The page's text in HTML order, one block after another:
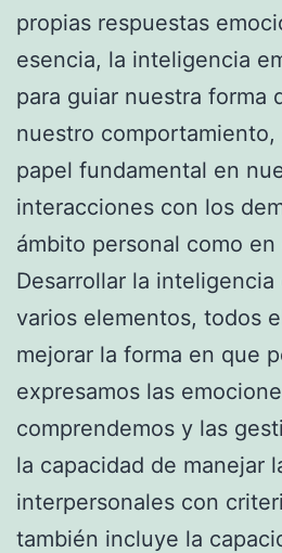
propias respuestas
esencia, la inteligencia
para guiar nuestra forma
nuestro
papel fundamental en
interacciones con los
ámbito personal como
Desarrollar la
varios elementos, todos
mejorar la forma en que
expresamos las
comprendemos y las
la capacidad de manejar
interpersonales con
también incluye la